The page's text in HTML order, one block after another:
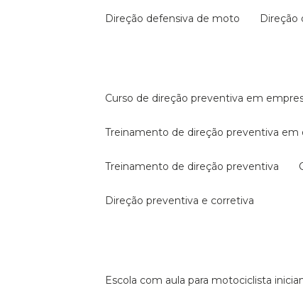
direção defensiva de moto
curso de direção preventiva em
treinamento de direção preventiva em
treinamento de direção preventiva
direção preventiva e corretiva
escola com aula para motociclista